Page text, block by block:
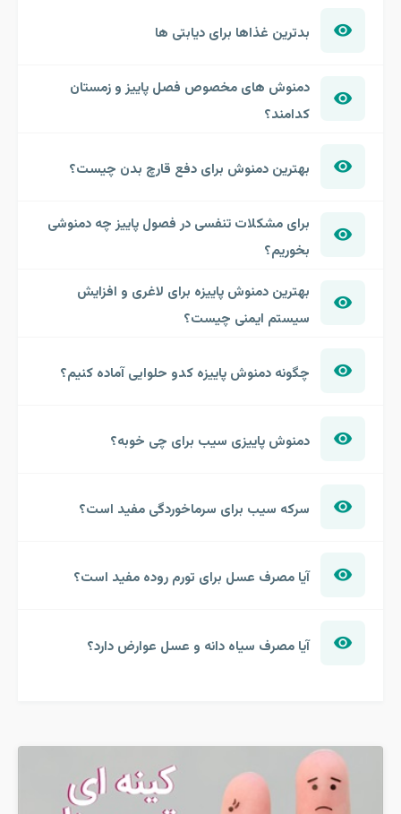
بدترین غذاها برای دیابتی ها
دمنوش های مخصوص فصل پاییز و زمستان
کدامند؟
بهترین دمنوش برای دفع قارچ بدن چیست؟
برای مشکلات تنفسی در فصول پاییز چه دمنوشی
بخوریم؟
بهترین دمنوش پاییزه برای لاغری و افزایش
سیستم ایمنی چیست؟
چگونه دمنوش پاییزه کدو حلوایی آماده کنیم؟
دمنوش پاییزی سیب برای چی خوبه؟
سرکه سیب برای سرماخوردگی مفید است؟
آیا مصرف عسل برای تورم روده مفید است؟
آیا مصرف سیاه دانه و عسل عوارض دارد؟